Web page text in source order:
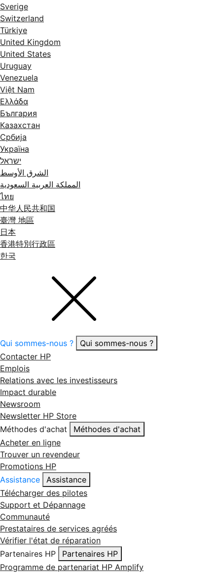
Sverige
Switzerland
Türkiye
United Kingdom
United States
Uruguay
Venezuela
Việt Nam
Ελλάδα
България
Казахстан
Србија
Україна
ישראל
الشرق الأوسط
المملكة العربية السعودية
ไทย
中华人民共和国
臺灣 地區
日本
香港特別行政區
한국
Qui sommes-nous ?
Qui sommes-nous ?
Contacter HP
Emplois
Relations avec les investisseurs
Impact durable
Newsroom
Newsletter HP Store
Méthodes d'achat
Méthodes d'achat
Acheter en ligne
Trouver un revendeur
Promotions HP
Assistance
Assistance
Télécharger des pilotes
Support et Dépannage
Communauté
Prestataires de services agréés
Vérifier l'état de réparation
Partenaires HP
Partenaires HP
Programme de partenariat HP Amplify